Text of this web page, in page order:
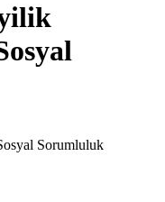
Sorumluluk